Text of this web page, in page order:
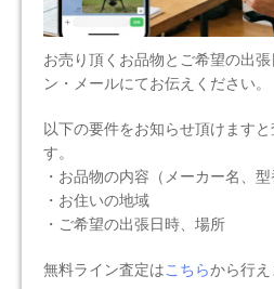
お売り頂くお品物とご希望の出
ン・メールにてお伝えください。
以下の要件をお知らせ頂けます
す。
・お品物の内容（メーカー名、型
・お住いの地域
・ご希望の出張日時、場所
無料ライン査定はこちらから行え